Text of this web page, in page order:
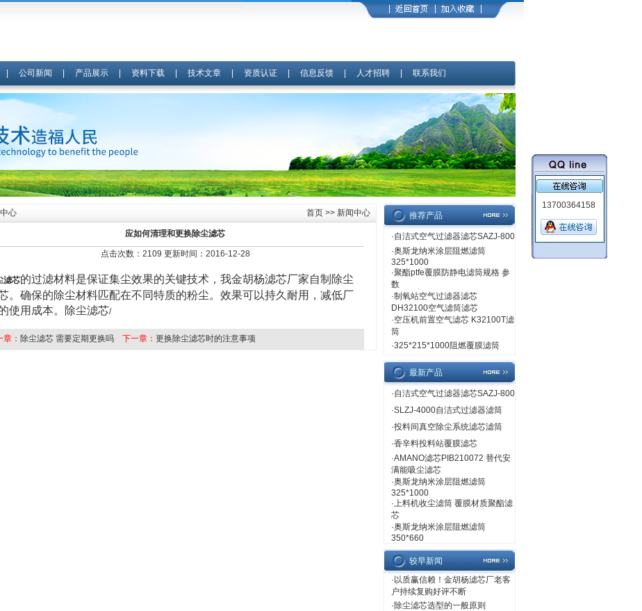
公司新闻 产品展示| 资料下载| 技术文章| 资质认证| 信息反馈| 人才招聘| 联系我们
心 首页 >> 新闻中心
应如何清理和更换除尘滤芯
点击次数：2109 更新时间：2016-12-28
滤芯的过滤材料是保证集尘效果的关键技术，我金胡杨滤芯厂家自制除尘
。确保的除尘材料匹配在不同特质的粉尘。效果可以持久耐用，减低厂
使用成本。除尘滤芯/
章： 除尘滤芯 需要定期更换吗 下一章： 更换除尘滤芯时的注意事项
推荐产品
·自洁式空气过滤器滤芯SAZJ-800
·奥斯龙纳米涂层阻燃滤筒
325*1000
·聚酯ptfe覆膜防静电滤筒规格 参
数
·制氧站空气过滤器滤芯
DH32100空气滤筒滤芯
·空压机前置空气滤芯 K32100T滤
筒
·325*215*1000阻燃覆膜滤筒
最新产品
·自洁式空气过滤器滤芯SAZJ-800
·SLZJ-4000自洁式过滤器滤筒
·投料间真空除尘系统滤芯滤筒
·香辛料投料站覆膜滤芯
·AMANO滤芯PIB210072 替代安
满能吸尘滤芯
·奥斯龙纳米涂层阻燃滤筒
325*1000
·上料机收尘滤筒 覆膜材质聚酯滤
芯
·奥斯龙纳米涂层阻燃滤筒
350*660
较早新闻
· 以质赢信赖！金胡杨滤芯厂老客
户持续复购好评不断
·除尘滤芯选型的一般原则
13700364158